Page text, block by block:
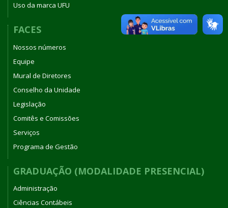
Uso da marca UFU
FACES
Nossos números
Equipe
Mural de Diretores
Conselho da Unidade
Legislação
Comitês e Comissões
Serviços
Programa de Gestão
GRADUAÇÃO (MODALIDADE PRESENCIAL)
Administração
Ciências Contábeis